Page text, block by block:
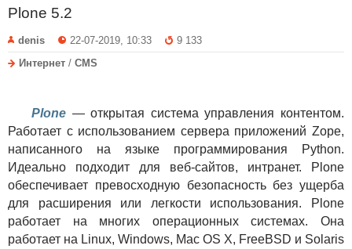
Plone 5.2
denis 22-07-2019, 10:33
9 133
Интернет / CMS
Plone — открытая система управления контентом.
Работает с использованием сервера приложений Zope,
написанного на языке программирования Python.
Идеально подходит для веб-сайтов, интранет. Plone
обеспечивает превосходную безопасность без ущерба
для расширения или легкости использования. Plone
работает на многих операционных системах. Она
работает на Linux, Windows, Mac OS X, FreeBSD и Solaris